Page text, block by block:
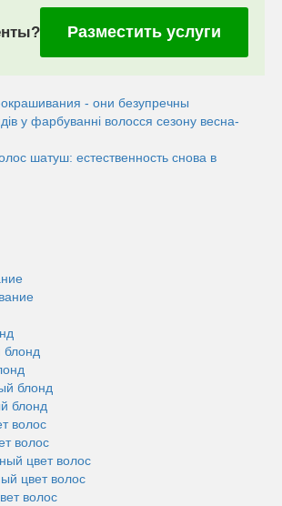
Разместить услуги
- они безупречны
у фарбуванні волосся сезону весна-
шатуш: естественность снова в
блонд
блонд
блонд
волос
волос
цвет волос
цвет волос
волос